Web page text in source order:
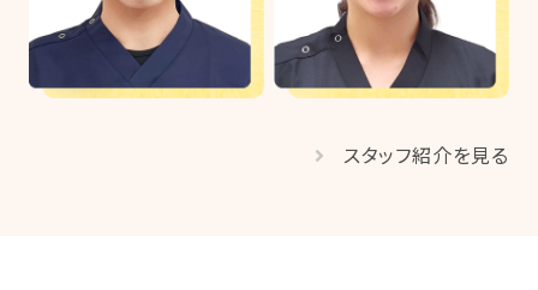
スタッフ紹介を見る